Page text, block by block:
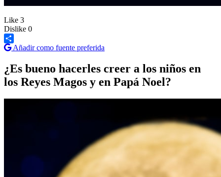
Like 3
Dislike 0
Share
Añadir como fuente preferida
¿Es bueno hacerles creer a los niños en
los Reyes Magos y en Papá Noel?